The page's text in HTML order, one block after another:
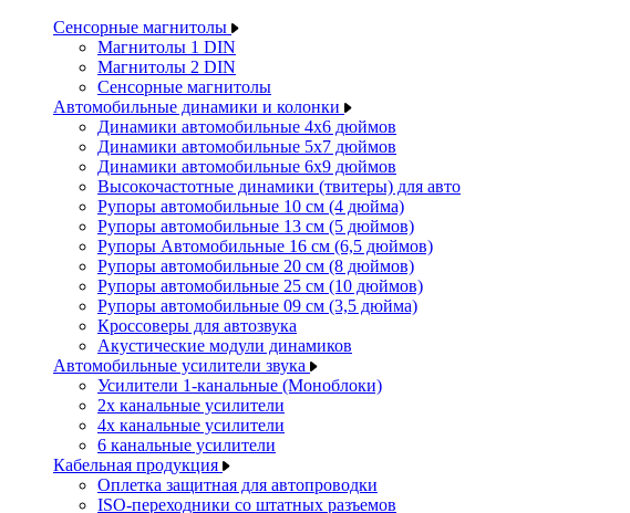
Сенсорные магнитолы
Магнитолы 1 DIN
Магнитолы 2 DIN
Сенсорные магнитолы
Автомобильные динамики и колонки
Динамики автомобильные 4x6 дюймов
Динамики автомобильные 5x7 дюймов
Динамики автомобильные 6x9 дюймов
Высокочастотные динамики (твитеры) для авто
Рупоры автомобильные 10 см (4 дюйма)
Рупоры автомобильные 13 см (5 дюймов)
Рупоры Автомобильные 16 см (6,5 дюймов)
Рупоры автомобильные 20 см (8 дюймов)
Рупоры автомобильные 25 см (10 дюймов)
Рупоры автомобильные 09 см (3,5 дюйма)
Кроссоверы для автозвука
Акустические модули динамиков
Автомобильные усилители звука
Усилители 1-канальные (Моноблоки)
2х канальные усилители
4х канальные усилители
6 канальные усилители
Кабельная продукция
Оплетка защитная для автопроводки
ISO-переходники со штатных разъемов